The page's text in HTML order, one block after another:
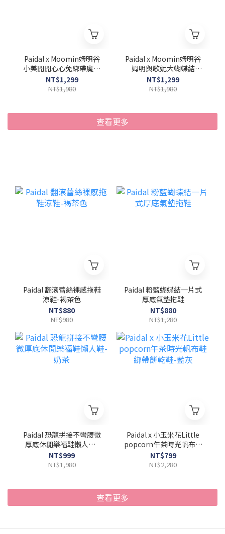
Paidal x Moomin姆明谷
小美開開心心免綁帶魔鬼
氈帆布鞋餅乾鞋-藍
NT$1,299
NT$1,980
Paidal x Moomin姆明谷
姆明與歌妮大蝴蝶結
2WAY懶人鞋不彎腰鞋休
閒鞋-棉麻杏
NT$1,299
NT$1,980
查看更多
Paidal 翻滾蕾絲裸感拖鞋
涼鞋-褐茶色
NT$880
NT$980
Paidal 粉藍蝴蝶結一片式
厚底氣墊拖鞋
NT$880
NT$1,280
Paidal 恐龍拼接不彎腰微
厚底休閒樂福鞋懶人鞋-
奶茶
NT$999
NT$1,980
Paidal x 小玉米花Little
popcorn午茶時光帆布鞋
綁帶餅乾鞋-藍灰
NT$799
NT$2,280
查看更多